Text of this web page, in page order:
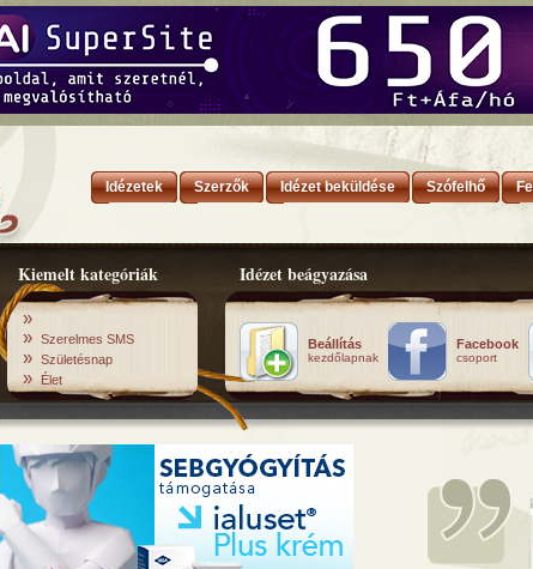
Idézetek Szerzők Idézet beküldése Szófelhő
Kiemelt kategóriák
»
» Szerelmes SMS
» Születésnap
» Élet
Idézet beágyazása
Beállítás
kezdőlapnak
Facebook
csoport